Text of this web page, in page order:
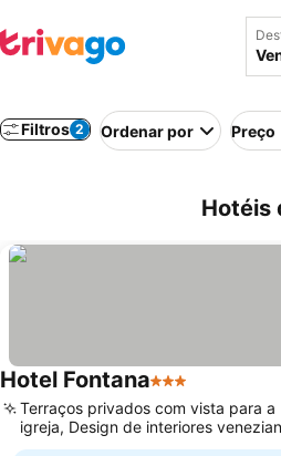
Filtros 2 Ordenar por Preço
Hotéis
Hotel Fontana3 Estrelas
Terraços privados com vista para a
igreja, Design de interiores
autêntico